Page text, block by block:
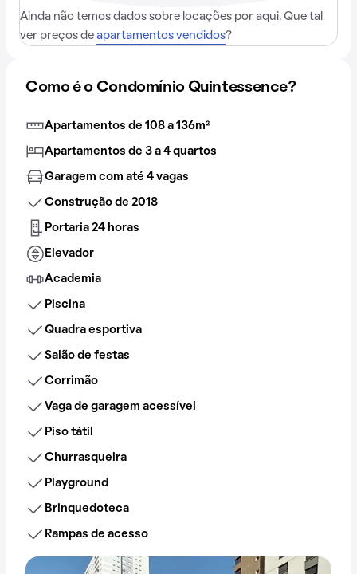
Ainda não temos dados sobre locações por aqui. Que tal
ver preços de apartamentos vendidos?
Como é o Condomínio Quintessence?
Apartamentos de 108 a 136m²
Apartamentos de 3 a 4 quartos
Garagem com até 4 vagas
Construção de 2018
Portaria 24 horas
Elevador
Academia
Piscina
Quadra esportiva
Salão de festas
Corrimão
Vaga de garagem acessível
Piso tátil
Churrasqueira
Playground
Brinquedoteca
Rampas de acesso